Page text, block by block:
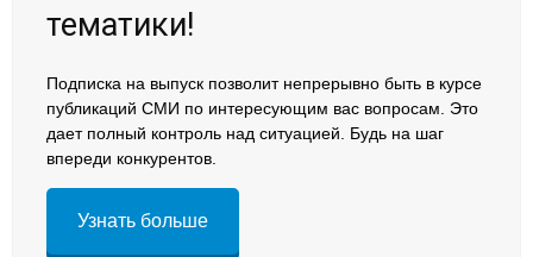
тематики!
Подписка на выпуск позволит непрерывно быть в курсе
публикаций СМИ по интересующим вас вопросам. Это
дает полный контроль над ситуацией. Будь на шаг
впереди конкурентов.
Узнать больше